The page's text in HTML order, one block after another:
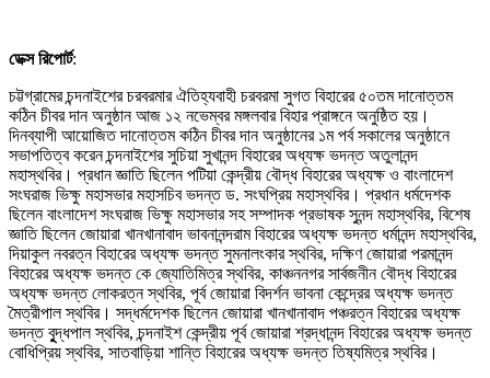
ডেক্স রিপোর্ট:
চট্টগ্রামের চন্দনাইশের চরবরমার ঐতিহ্যবাহী চরবরমা সুগত বিহারের ৫০তম দানোত্তম
কঠিন চীবর দান অনুষ্ঠান আজ ১২ নভেম্বর মঙ্গলবার বিহার প্রাঙ্গনে অনুষ্ঠিত হয়।
দিনব্যাপী আয়োজিত দানোত্তম কঠিন চীবর দান অনুষ্ঠানের ১ম পর্ব সকালের অনুষ্ঠানে
সভাপতিত্ব করেন চন্দনাইশের সুচিয়া সুখানন্দ বিহারের অধ্যক্ষ ভদন্ত অতুলানন্দ
মহাস্থবির। প্রধান জ্ঞাতি ছিলেন পটিয়া কেন্দ্রীয় বৌদ্ধ বিহারের অধ্যক্ষ ও বাংলাদেশ
সংঘরাজ ভিক্ষু মহাসভার মহাসচিব ভদন্ত ড. সংঘপ্রিয় মহাস্থবির। প্রধান ধর্মদেশক
ছিলেন বাংলাদেশ সংঘরাজ ভিক্ষু মহাসভার সহ সম্পাদক প্রভাষক সুনন্দ মহাস্থবির, বিশেষ
জ্ঞাতি ছিলেন জোয়ারা খানখানাবাদ ভাবনানন্দরাম বিহারের অধ্যক্ষ ভদন্ত ধর্মানন্দ মহাস্থবির,
দিয়াকুল নবরত্ন বিহারের অধ্যক্ষ ভদন্ত সুমনালংকার স্থবির, দক্ষিণ জোয়ারা পরমানন্দ
বিহারের অধ্যক্ষ ভদন্ত কে জ্যোতিমিত্র স্থবির, কাঞ্চননগর সার্বজনীন বৌদ্ধ বিহারের
অধ্যক্ষ ভদন্ত লোকরত্ন স্থবির, পূর্ব জোয়ারা বিদর্শন ভাবনা কেন্দ্রের অধ্যক্ষ ভদন্ত
মৈত্রীপাল স্থবির। সদ্ধর্মদেশক ছিলেন জোয়ারা খানখানাবাদ পঞ্চরত্ন বিহারের অধ্যক্ষ
ভদন্ত বুূ্দ্ধপাল স্থবির, চন্দনাইশ কেন্দ্রীয় পূর্ব জোয়ারা শ্রদ্ধানন্দ বিহারের অধ্যক্ষ ভদন্ত
বোধিপ্রিয় স্থবির, সাতবাড়িয়া শান্তি বিহারের অধ্যক্ষ ভদন্ত তিষ্যমিত্র স্থবির।